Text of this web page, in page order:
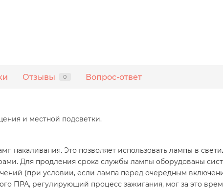
Отзывы 0 Вопрос-ответ
и местной подсветки.
накаливания. Это позволяет использовать лампы в
Для продления срока службы лампы оборудованы
(при условии, если лампа перед очередным
ПРА, регулирующий процесс зажигания, мог за это